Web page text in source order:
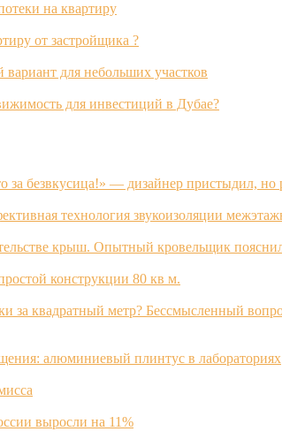
на квартиру
от застройщика ?
для небольших участков
для инвестиций в Дубае?
за безвкусица!» — дизайнер пристыдил, но
технология звукоизоляции
крыш. Опытный кровельщик
конструкции 80 кв м.
за квадратный метр? Бессмысленный
алюминиевый плинтус в лабораториях
выросли на 11%